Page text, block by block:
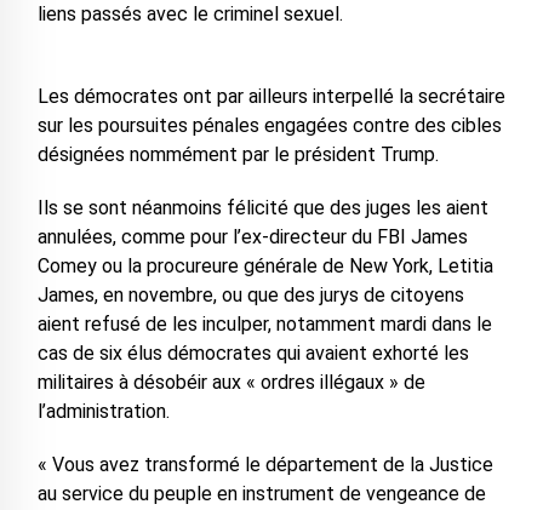
liens passés avec le criminel sexuel.
Les démocrates ont par ailleurs interpellé la secrétaire
sur les poursuites pénales engagées contre des cibles
désignées nommément par le président Trump.
Ils se sont néanmoins félicité que des juges les aient
annulées, comme pour l’ex-directeur du FBI James
Comey ou la procureure générale de New York, Letitia
James, en novembre, ou que des jurys de citoyens
aient refusé de les inculper, notamment mardi dans le
cas de six élus démocrates qui avaient exhorté les
militaires à désobéir aux « ordres illégaux » de
l’administration.
« Vous avez transformé le département de la Justice
au service du peuple en instrument de vengeance de